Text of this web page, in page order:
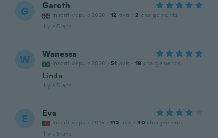
G Gareth
Inscrit depuis 2020 · 12 avis · 2 chargements
il y a 5 ans
W Wanessa
Inscrit depuis 2020 · 51 avis · 19 chargements
Linda
il y a 5 ans
E Eva
Inscrit depuis 2015 · 112 avis · 40 chargements
il y a 5 ans